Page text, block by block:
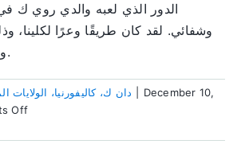
الدور الذي لعبه والدي روي ك
وشفائي. لقد كان طريقًا وعرًا لكلينا،
وعيوبنا الشخصية.
دان ك، كاليفورنيا، الولايات
December 10,
Offon
الشخص